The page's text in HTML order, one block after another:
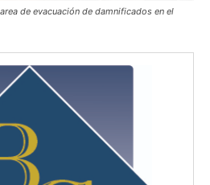
de evacuación de damnificados en el